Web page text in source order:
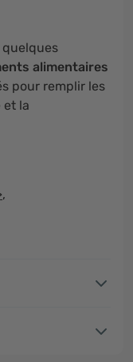
quelques
alimentaires
pour remplir les
et la
,